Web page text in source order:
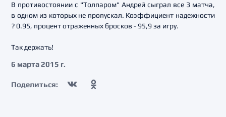
В противостоянии с "Толпаром" Андрей сыграл все 3 матча,
в одном из которых не пропускал. Коэффициент надежности
? 0.95, процент отраженных бросков - 95,9 за игру.
Так держать!
6 марта 2015 г.
Поделиться: